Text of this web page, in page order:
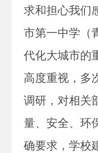
求和担心我们
市第一中学（
代化大城市的
高度重视，多
调研，对相关
量、安全、环
确要求，学校